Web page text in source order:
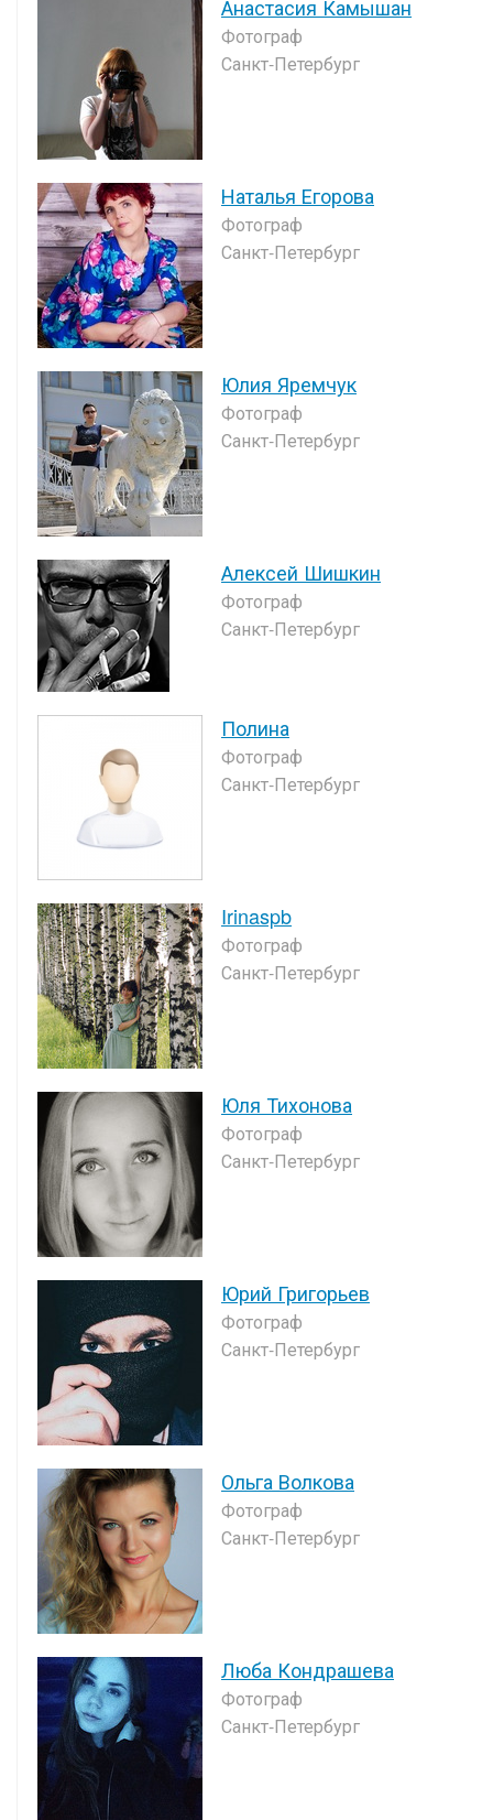
Анастасия Камышан
Фотограф
Санкт-Петербург
Наталья Егорова
Фотограф
Санкт-Петербург
Юлия Яремчук
Фотограф
Санкт-Петербург
Алексей Шишкин
Фотограф
Санкт-Петербург
Полина
Фотограф
Санкт-Петербург
Irinaspb
Фотограф
Санкт-Петербург
Юля Тихонова
Фотограф
Санкт-Петербург
Юрий Григорьев
Фотограф
Санкт-Петербург
Ольга Волкова
Фотограф
Санкт-Петербург
Люба Кондрашева
Фотограф
Санкт-Петербург